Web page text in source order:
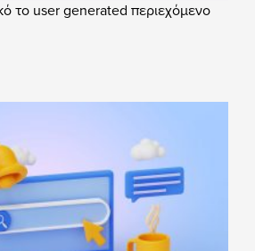
το user generated περιεχόμενο